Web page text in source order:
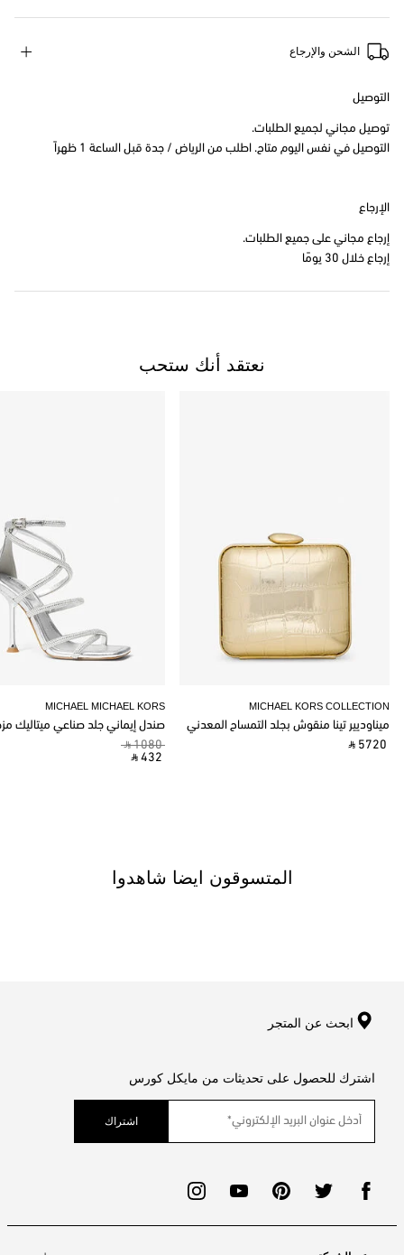
الشحن والإرجاع
التوصيل
توصيل مجاني لجميع الطلبات.
التوصيل في نفس اليوم متاح. اطلب من الرياض / جدة قبل الساعة 1 ظهراً
الإرجاع
إرجاع مجاني على جميع الطلبات.
إرجاع خلال 30 يومًا
نعتقد أنك ستحب
MICHAEL MICHAEL KORS
صندل إيماني جلد صناعي ميتاليك
‎ ⃁ 1080 ‎
‎ ⃁ 432 ‎
MICHAEL KORS COLLECTION
ميناوديير تينا منقوش بجلد التمساح المعدني
‎ ⃁ 5720 ‎
المتسوقون ايضا شاهدوا
ابحث عن المتجر
اشترك للحصول على تحديثات من مايكل كورس
اشتراك